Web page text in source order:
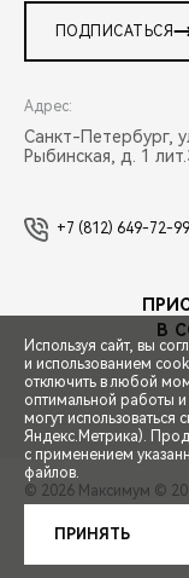
ЗАПИСЬ НА
ПОДПИСАТЬСЯ
Адрес:
Санкт-Петербург,
Рыбинская, д. 1
+7 (812) 649-72-99
В
© 2026 Максимум ©
Сделано в ПЕРКС
Используя сайт, вы
и использованием
отключить в любой
оптимальной работы и
могут использоваться
Яндекс.Метрика).
с применением
файлов.
ПРИНЯТЬ